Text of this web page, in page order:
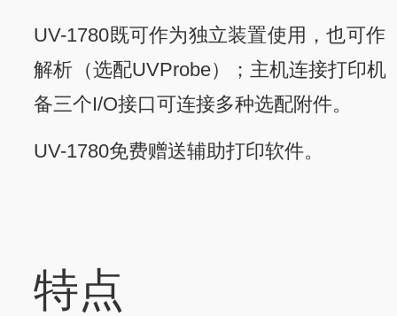
UV-1780既可作为独立装置使用，也可
解析（选配UVProbe）；主机连接打印
备三个I/O接口可连接多种选配附件。
UV-1780免费赠送辅助打印软件。
特点